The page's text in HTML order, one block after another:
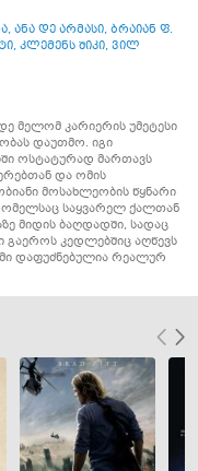
, ანა დე არმასი, ბრაიან ფ.
, კლემენს შიკი, ვილ
მელომ კარიერის უმეტესი
დაუთმო. იგი
ოსტატურად მართავს
და ომის
მოსახლეობის წყნარი
საყვარელ ქალთან
მიდის ბაღდადში, სადაც
კედლებშიც აღწევს
დაფუძნებულია რეალურ